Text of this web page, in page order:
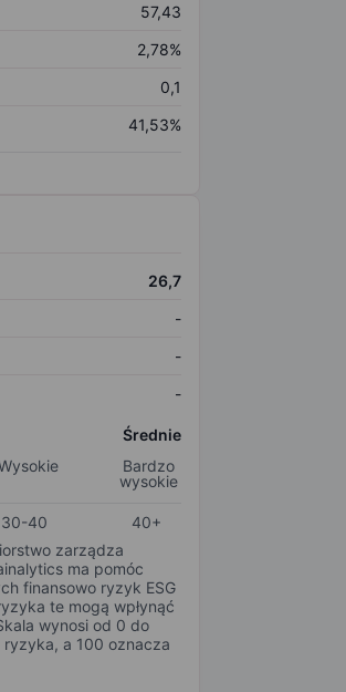
57,43
2,78%
0,1
41,53%
26,7
-
-
-
Średnie
Bardzo
wysokie
30-40
40+
zarządza
ma pomóc
finansowo ryzyk ESG
te mogą wpłynąć
wynosi od 0 do
a 100 oznacza